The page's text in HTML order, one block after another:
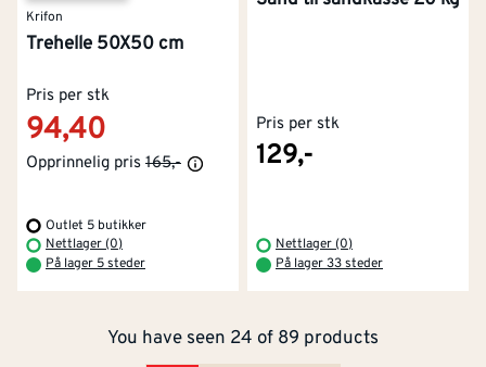
Krifon
Trehelle 50X50 cm
Pris per stk
94,40
Opprinnelig pris 165,-
Outlet 5 butikker
Nettlager (0)
På lager 5 steder
Pris per stk
129,-
Nettlager (0)
På lager 33 steder
You have seen 24 of 89 products
Betaling
Kontakt oss
Om Montér